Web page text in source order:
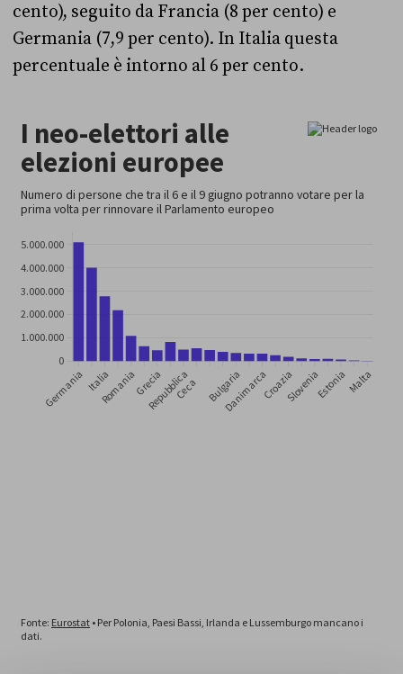
cento), seguito da Francia (8 per cento) e
Germania (7,9 per cento). In Italia questa
percentuale è intorno al 6 per cento.